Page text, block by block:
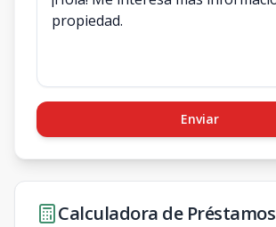
Enviar
Calculadora de Préstamos